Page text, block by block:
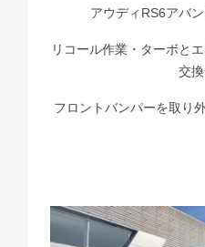
アウディRS6アバ
リコール作業・ターボと
交
フロントバンパーを取り